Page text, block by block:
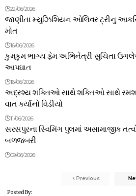
22/06/2026
જાણીતા મ્યુઝિશિયન ઓલિવર ટ્રીનુ
મોત
16/06/2026
કુમકુમ ભાગ્ય ફેમ અભિનેત્રી સુચિતા
આપઘાત
16/06/2026
અદ્રશ્ય શક્તિઓ સાથે શક્તિઓ સાથે
વાત કર્યાનો વિડીયો
11/06/2026
સરસપુરના સ્વિમિંગ પુલમાં અસામાજીક
બળજબરી
09/06/2026
Previous
Posted By: